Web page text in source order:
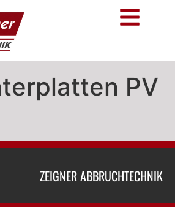
PV
ZEIGNER ABBRUCHTECHNIK